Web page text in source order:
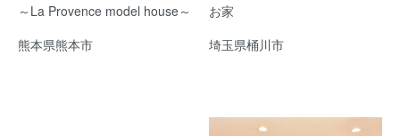
～La Provence model house～
熊本県熊本市
お家
埼玉県桶川市